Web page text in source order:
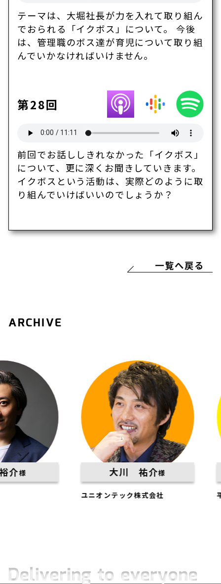
テーマは、大堀社長が力を入れて取り組ん
でおられる「イクボス」について。 今後
は、管理職のボス達が育児について取り組
んでいかなければいけません。
第28回
前回でお話ししきれなかった「イクボス」
について、更に深くお聞きしていきます。
イクボスという活動は、実際どのように取
り組んでいけばいいのでしょうか？
一覧へ戻る
ARCHIVE
大川 祐介 様
ユニオンテック株式会社 平松